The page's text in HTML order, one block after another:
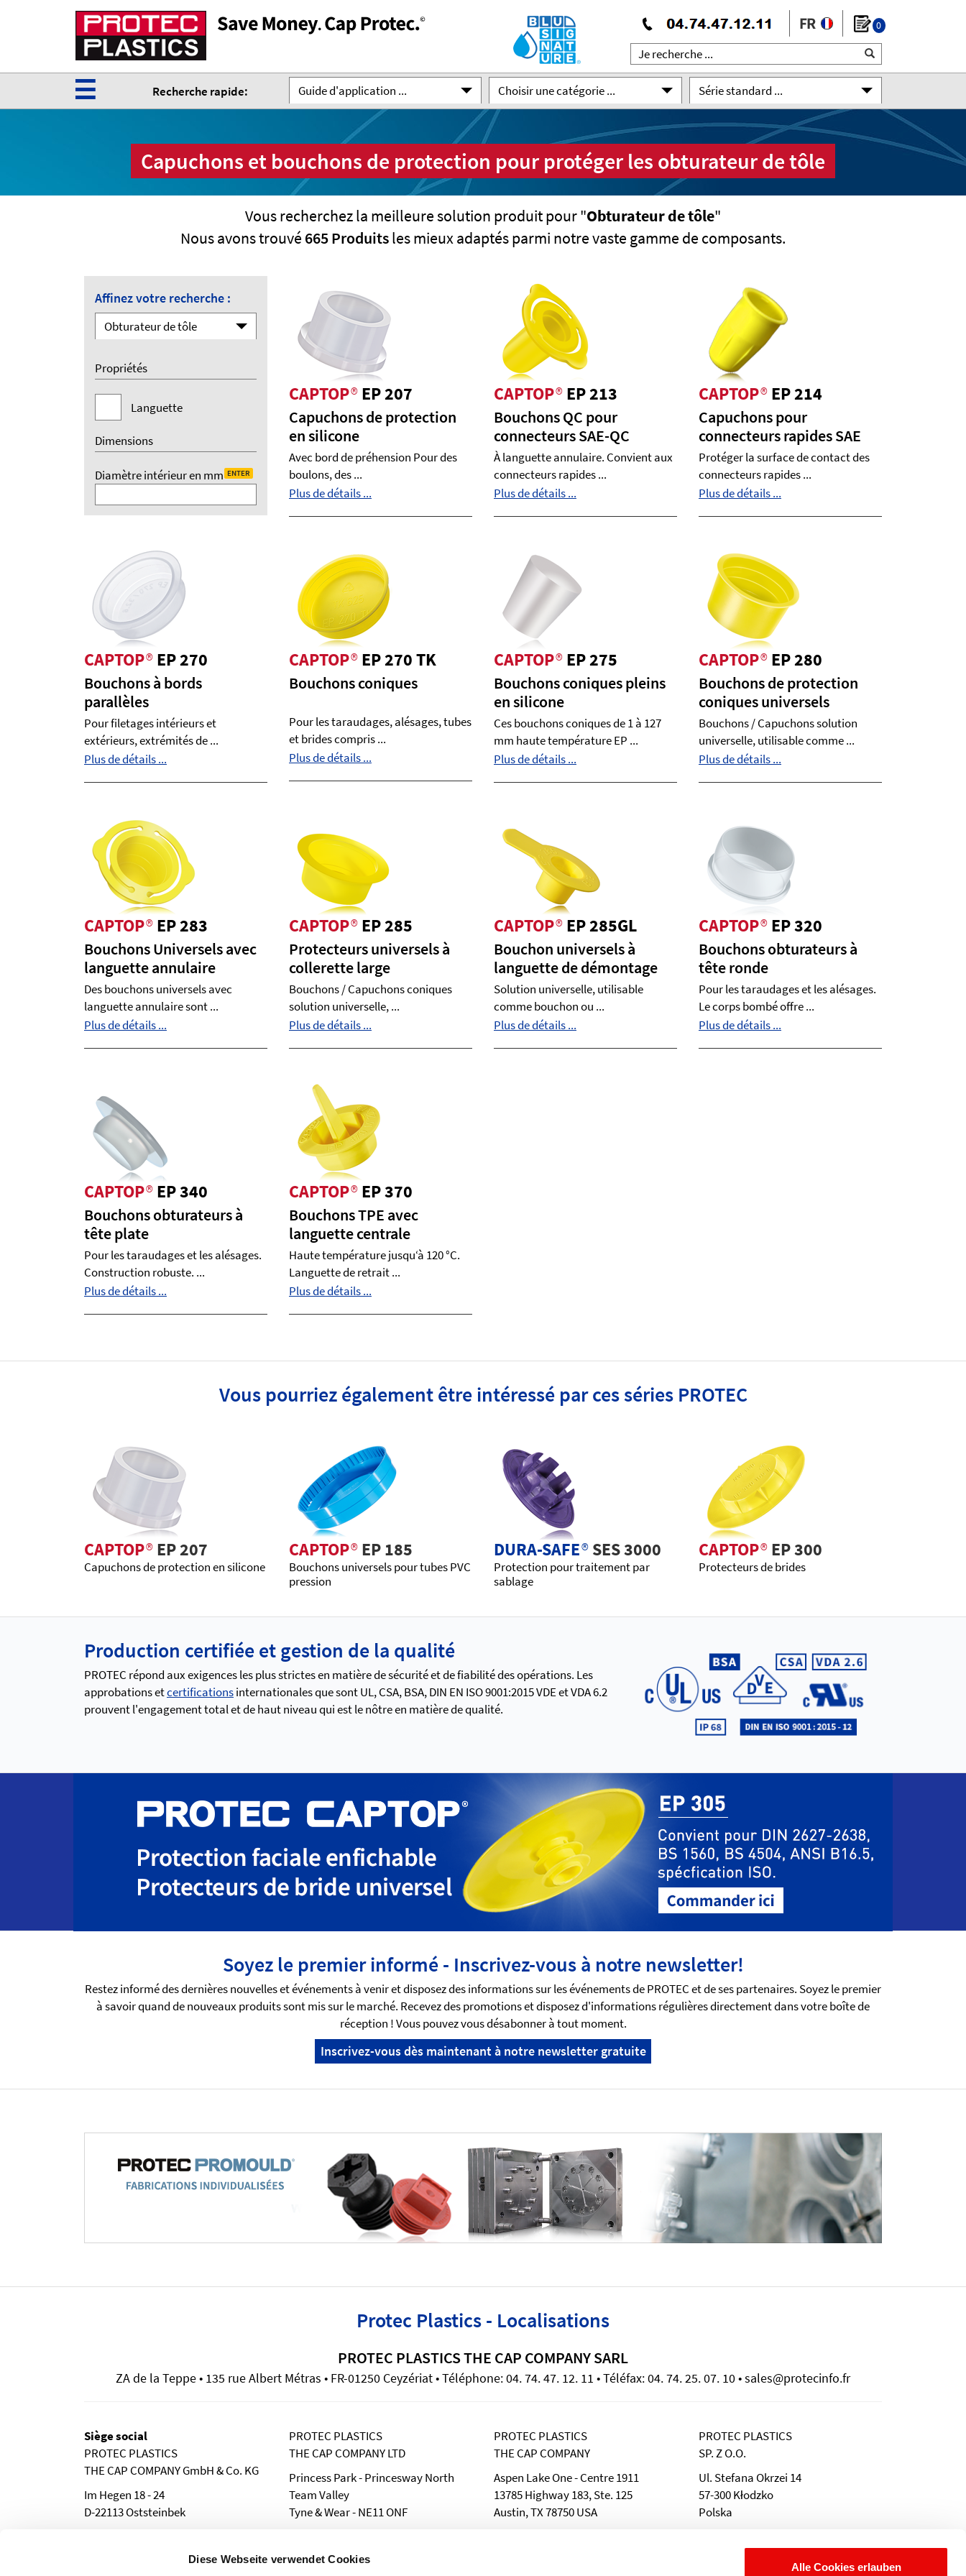
Diese Webseite verwendet Cookies
Alle Cookies erlauben
0
☰ Recherche rapide: Guide d'application ... Choisir une catégorie ... Série standard ...
Capuchons et bouchons de protection pour protéger les obturateur de tôle
Vous recherchez la meilleure solution produit pour "Obturateur de tôle"
Nous avons trouvé 665 Produitsles mieux adaptés parmi notre vaste gamme de composants.
Affinez votre recherche :
Obturateur de tôle
Propriétés
Languette
Dimensions
Diamètre intérieur en mm ENTER
CAPTOP®EP 207
Capuchons de protection
en silicone
Avec bord de préhension Pour des
boulons, des ...
Plus de détails ...
CAPTOP®EP 213
Bouchons QC pour
connecteurs SAE-QC
À languette annulaire. Convient aux
connecteurs rapides ...
Plus de détails ...
CAPTOP®EP 214
Capuchons pour
connecteurs rapides SAE
Protéger la surface de contact des
connecteurs rapides ...
Plus de détails ...
CAPTOP®EP 270
Bouchons à bords
parallèles
Pour filetages intérieurs et
extérieurs, extrémités de ...
Plus de détails ...
CAPTOP®EP 270 TK
Bouchons coniques
Pour les taraudages, alésages, tubes
et brides compris ...
Plus de détails ...
CAPTOP®EP 275
Bouchons coniques pleins
en silicone
Ces bouchons coniques de 1 à 127
mm haute température EP ...
Plus de détails ...
CAPTOP®EP 280
Bouchons de protection
coniques universels
Bouchons / Capuchons solution
universelle, utilisable comme ...
Plus de détails ...
CAPTOP®EP 283
Bouchons Universels avec
languette annulaire
Des bouchons universels avec
languette annulaire sont ...
Plus de détails ...
CAPTOP®EP 285
Protecteurs universels à
collerette large
Bouchons / Capuchons coniques
solution universelle, ...
Plus de détails ...
CAPTOP®EP 285GL
Bouchon universels à
languette de démontage
Solution universelle, utilisable
comme bouchon ou ...
Plus de détails ...
CAPTOP®EP 320
Bouchons obturateurs à
tête ronde
Pour les taraudages et les alésages.
Le corps bombé offre ...
Plus de détails ...
CAPTOP®EP 340
Bouchons obturateurs à
tête plate
Pour les taraudages et les alésages.
Construction robuste. ...
Plus de détails ...
CAPTOP®EP 370
Bouchons TPE avec
languette centrale
Haute température jusqu‘à 120 °C.
Languette de retrait ...
Plus de détails ...
Vous pourriez également être intéressé par ces séries PROTEC
CAPTOP®EP 207
Capuchons de protection en silicone
CAPTOP®EP 185
Bouchons universels pour tubes PVC
pression
DURA-SAFE®SES 3000
Protection pour traitement par
sablage
CAPTOP®EP 300
Protecteurs de brides
Production certifiée et gestion de la qualité
PROTEC répond aux exigences les plus strictes en matière de sécurité et de fiabilité des opérations. Les
approbations etcertificationsinternationales que sont UL, CSA, BSA, DIN EN ISO 9001:2015 VDE et VDA 6.2
prouvent l'engagement total et de haut niveau qui est le nôtre en matière de qualité.
Soyez le premier informé - Inscrivez-vous à notre newsletter!
Restez informé des dernières nouvelles et événements à venir et disposez des informations sur les événements de PROTEC et de ses partenaires. Soyez le premier
à savoir quand de nouveaux produits sont mis sur le marché. Recevez des promotions et disposez d'informations régulières directement dans votre boîte de
réception ! Vous pouvez vous désabonner à tout moment.
Inscrivez-vous dès maintenant à notre newsletter gratuite
Protec Plastics - Localisations
PROTEC PLASTICS THE CAP COMPANY SARL
ZA de la Teppe • 135 rue Albert Métras • FR-01250 Ceyzériat • Téléphone: 04. 74. 47. 12. 11 • Téléfax: 04. 74. 25. 07. 10 • sales@protecinfo.fr
Siège social
PROTEC PLASTICS
THE CAP COMPANY GmbH & Co. KG
Im Hegen 18 - 24
D-22113 Oststeinbek
Telefax: 0 40 - 713 87 62
PROTEC PLASTICS
THE CAP COMPANY LTD
Princess Park - Princesway North
Team Valley
Tyne & Wear - NE11 ONF
Fax: (0101) 442 42 22
PROTEC PLASTICS
THE CAP COMPANY
Aspen Lake One - Centre 1911
13785 Highway 183, Ste. 125
Austin, TX 78750 USA
PROTEC PLASTICS
SP. Z O.O.
Ul. Stefana Okrzei 14
57-300 Kłodzko
Polska
e-Mail: info@protecplastics.pl